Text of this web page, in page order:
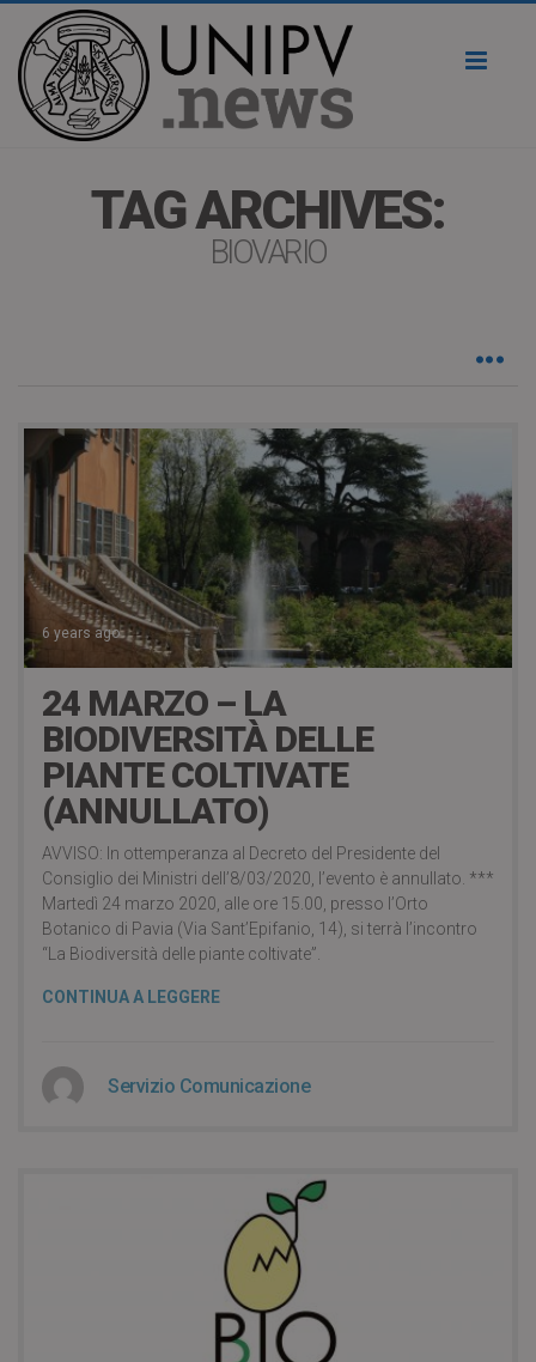
TAG ARCHIVES:
BIOVARIO
6 years ago
24 MARZO – LA
BIODIVERSITÀ DELLE
PIANTE COLTIVATE
(ANNULLATO)
AVVISO: In ottemperanza al Decreto del Presidente del
Consiglio dei Ministri dell’8/03/2020, l’evento è annullato. ***
Martedì 24 marzo 2020, alle ore 15.00, presso l’Orto
Botanico di Pavia (Via Sant’Epifanio, 14), si terrà l’incontro
“La Biodiversità delle piante coltivate”.
CONTINUA A LEGGERE
Servizio Comunicazione